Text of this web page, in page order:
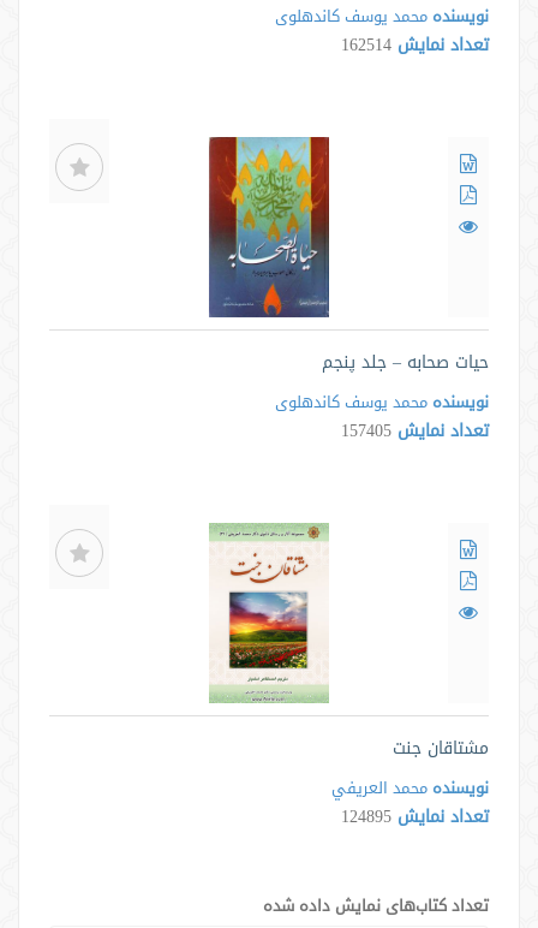
نویسنده محمد یوسف کاندهلوی
تعداد نمایش 162514
حیات صحابه – جلد پنجم
نویسنده محمد یوسف کاندهلوی
تعداد نمایش 157405
مشتاقان جنت
نویسنده محمد العريفي
تعداد نمایش 124895
تعداد کتاب‌های نمایش داده شده